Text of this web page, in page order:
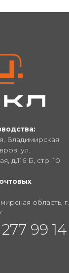
Владимирская
ул.
д.116 Б, стр. 10
область, г.
99 14